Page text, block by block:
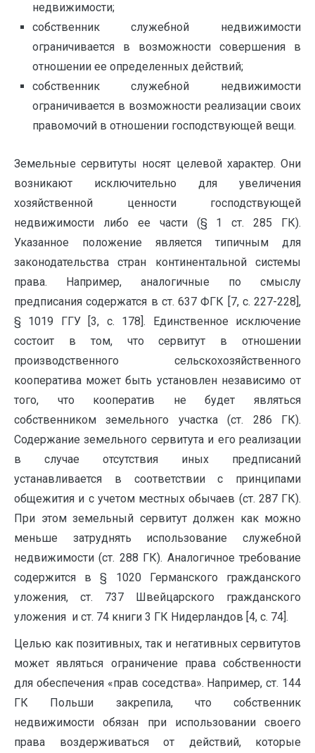
недвижимости;
собственник служебной недвижимости
ограничивается в возможности совершения в
отношении ее определенных действий;
собственник служебной недвижимости
ограничивается в возможности реализации своих
правомочий в отношении господствующей вещи.
Земельные сервитуты носят целевой характер. Они
возникают исключительно для увеличения
хозяйственной ценности господствующей
недвижимости либо ее части (§ 1 ст. 285 ГК).
Указанное положение является типичным для
законодательства стран континентальной системы
права. Например, аналогичные по смыслу
предписания содержатся в ст. 637 ФГК [7, с. 227-228],
§ 1019 ГГУ [3, с. 178]. Единственное исключение
состоит в том, что сервитут в отношении
производственного сельскохозяйственного
кооператива может быть установлен независимо от
того, что кооператив не будет являться
собственником земельного участка (ст. 286 ГК).
Содержание земельного сервитута и его реализации
в случае отсутствия иных предписаний
устанавливается в соответствии с принципами
общежития и с учетом местных обычаев (ст. 287 ГК).
При этом земельный сервитут должен как можно
меньше затруднять использование служебной
недвижимости (ст. 288 ГК). Аналогичное требование
содержится в § 1020 Германского гражданского
уложения, ст. 737 Швейцарского гражданского
уложения и ст. 74 книги 3 ГК Нидерландов [4, с. 74].
Целью как позитивных, так и негативных сервитутов
может являться ограничение права собственности
для обеспечения «прав соседства». Например, ст. 144
ГК Польши закрепила, что собственник
недвижимости обязан при использовании своего
права воздерживаться от действий, которые